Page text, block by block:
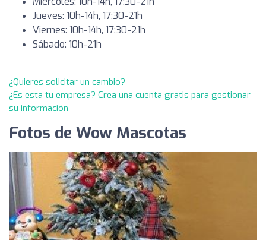
Jueves: 10h-14h, 17:30-21h
Viernes: 10h-14h, 17:30-21h
Sábado: 10h-21h
¿Quieres solicitar un cambio?
¿Es esta tu empresa? Crea una cuenta gratis para gestionar
su información
Fotos de Wow Mascotas